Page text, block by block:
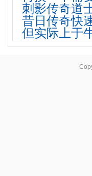
刺影传奇道
昔日传奇快
但实际上于